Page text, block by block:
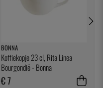
BONNA
Koffiekopje 23 cl, Rita Linea
Bourgondië - Bonna
€ 7